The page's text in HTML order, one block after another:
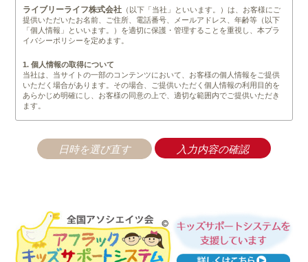
ライブリーライフ株式会社 （以下「当社」といいます。）は、お客様にご
提供いただいたお名前、ご住所、電話番号、メールアドレス、年齢等（以下
「個人情報」といいます。）を適切に保護・管理することを重視し、本プラ
イバシーポリシーを定めます。
1. 個人情報の取得について
当社は、当サイトの一部のコンテンツにおいて、お客様の個人情報をご提供
いただく場合があります。その場合、ご提供いただく個人情報の利用目的を
あらかじめ明確にし、お客様の同意の上で、適切な範囲内でご提供いただき
ます。
当社は、不正なアクセスや情報の紛失、破綻、改竄、漏洩等が生じぬよう安
全管理を徹底します。業務の一部として、個人情報の取り扱いを業者へ委託
する場合がありますが、秘密保持契約を結んだ上で、委託業者の監督は、当
3. 個人情報の利用について
当社は、取得等の際に示した利用目的の範囲内で、かつ業務の遂行上必要な
限度内で、個人情報を利用します。個人情報の取り扱いを第三者に委託する
場合は、当該第三者に秘密を厳守するよう契約を締結し、その責任の所在を
明確にし、個人情報の安全管理のために必要かつ適切な監督を行います。